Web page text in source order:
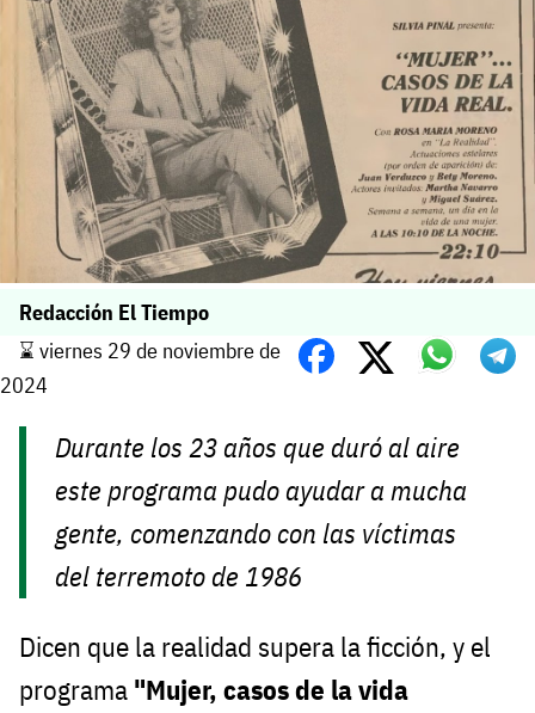
Redacción El Tiempo
⌛️ viernes 29 de noviembre de
2024
Durante los 23 años que duró al aire
este programa pudo ayudar a mucha
gente, comenzando con las víctimas
del terremoto de 1986
Dicen que la realidad supera la ficción, y el
programa "Mujer, casos de la vida